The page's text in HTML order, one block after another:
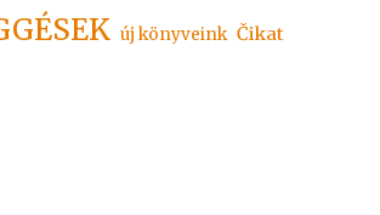
új könyveink Čikat